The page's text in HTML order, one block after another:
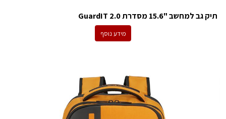
תיק גב למחשב "15.6 מסדרת GuardIT 2.0
מידע נוסף